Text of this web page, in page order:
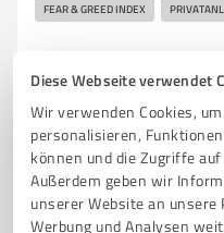
Diese Webseite verwendet
Wir verwenden Cookies,
personalisieren,
können und die Zugriffe
Außerdem geben wir
unserer Website an
Werbung und Analysen
FEAR & GREED INDEX
Tel. 017616378231
1Bewertung